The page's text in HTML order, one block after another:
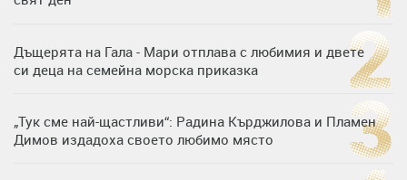
Дъщерята на Гала - Мари отплава с любимия и двете
си деца на семейна морска приказка
„Тук сме най-щастливи“: Радина Кърджилова и Пламен
Димов издадоха своето любимо място